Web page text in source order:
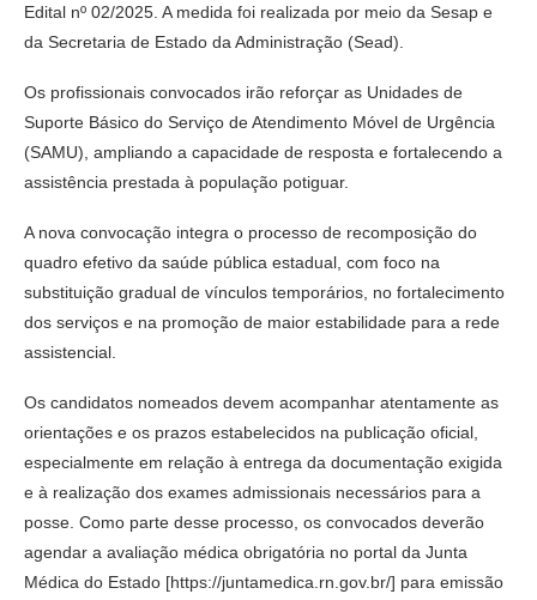
Edital nº 02/2025. A medida foi realizada por meio da Sesap e
da Secretaria de Estado da Administração (Sead).
Os profissionais convocados irão reforçar as Unidades de
Suporte Básico do Serviço de Atendimento Móvel de Urgência
(SAMU), ampliando a capacidade de resposta e fortalecendo a
assistência prestada à população potiguar.
A nova convocação integra o processo de recomposição do
quadro efetivo da saúde pública estadual, com foco na
substituição gradual de vínculos temporários, no fortalecimento
dos serviços e na promoção de maior estabilidade para a rede
assistencial.
Os candidatos nomeados devem acompanhar atentamente as
orientações e os prazos estabelecidos na publicação oficial,
especialmente em relação à entrega da documentação exigida
e à realização dos exames admissionais necessários para a
posse. Como parte desse processo, os convocados deverão
agendar a avaliação médica obrigatória no portal da Junta
Médica do Estado [https://juntamedica.rn.gov.br/] para emissão